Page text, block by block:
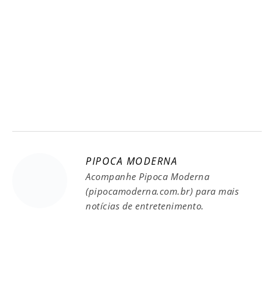
PIPOCA MODERNA
Acompanhe Pipoca Moderna
(pipocamoderna.com.br) para mais
notícias de entretenimento.